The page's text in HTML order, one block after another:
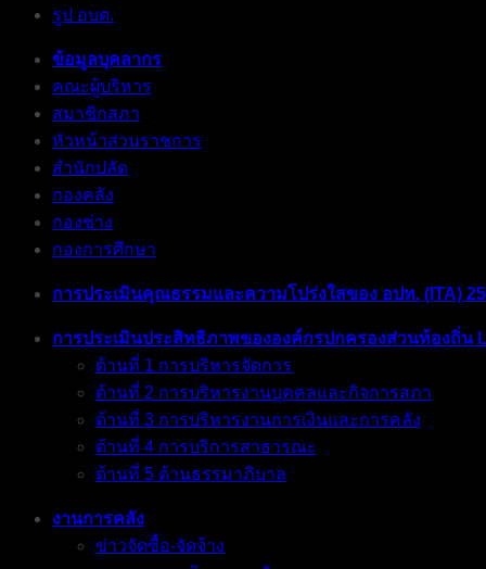
รูป อบต.
ข้อมูลบุคลากร
คณะผู้บริหาร
สมาชิกสภา
หัวหน้าส่วนราชการ
สำนักปลัด
กองคลัง
กองช่าง
กองการศึกษา
การประเมินคุณธรรมและความโปร่งใสของ อปท. (ITA)
การประเมินประสิทธิภาพขององค์กรปกครองส่วนท้องถิ่น
ด้านที่ 1 การบริหารจัดการ
ด้านที่ 2 การบริหารงานบุคคลและกิจการสภา
ด้านที่ 3 การบริหารงานการเงินและการคลัง
ด้านที่ 4 การบริการสาธารณะ
ด้านที่ 5 ด้านธรรมาภิบาล
งานการคลัง
ข่าวจัดซื้อ-จัดจ้าง